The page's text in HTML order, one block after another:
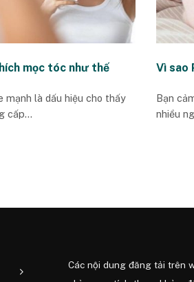
mọc tóc như thế
mạnh là dấu hiệu cho thấy
cấp...
Vì sao
Bạn
nhiều
Các nội dung đăng tải trên